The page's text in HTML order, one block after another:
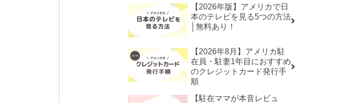
【2026年版】アメリカで日
本のテレビを見る5つの方法
│無料あり！
【2026年8月】アメリカ駐
在員・駐妻1年目におすすめ
のクレジットカード発行手
順
【駐在ママが本音レビュ